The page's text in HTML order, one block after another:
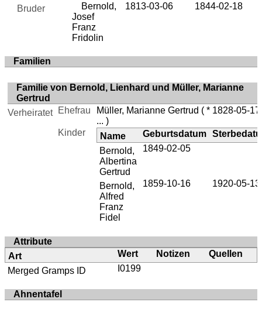
Bruder
Bernold,
Josef
Franz
Fridolin
1813-03-06 1844-02-18
Familien
Familie von Bernold, Lienhard und Müller, Marianne
Gertrud
Verheiratet
Ehefrau Müller, Marianne Gertrud ( * 1828-05-17
... )
Kinder
Name Geburtsdatum
Bernold,
Albertina
Gertrud
1849-02-05
Bernold,
Alfred
Franz
Fidel
1859-10-16 1920-05-13
Attribute
Art
Wert Notizen
Quellen
Merged Gramps ID
I0199
Ahnentafel